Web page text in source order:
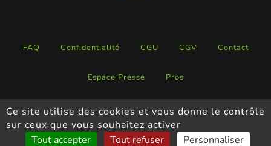
Ce site utilise des cookies et vous donne le contrôle
sur ceux que vous souhaitez activer
Tout accepter
Tout refuser Personnaliser
FAQ Confidentialité CGU CGV Contact
Espace Presse Pros
Copyright ©Neartrip-2026